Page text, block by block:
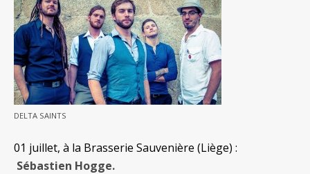
DELTA SAINTS
01 juillet, à la Brasserie Sauvenière (Liège) :
Sébastien Hogge.